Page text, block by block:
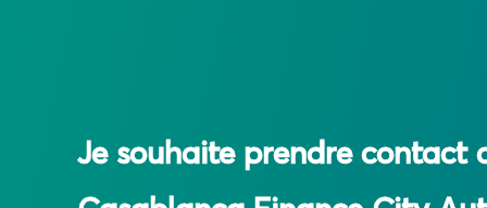
Je souhaite prendre contact